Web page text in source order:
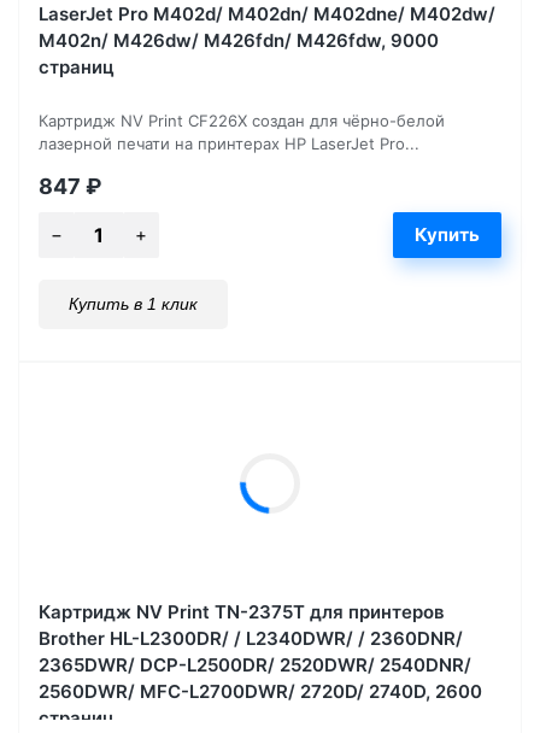
LaserJet Pro M402d/ M402dn/ M402dne/ M402dw/
M402n/ M426dw/ M426fdn/ M426fdw, 9000
страниц
Картридж NV Print CF226X создан для чёрно-белой
лазерной печати на принтерах HP LaserJet Pro...
847 ₽
Купить в 1 клик
Картридж NV Print TN-2375T для принтеров
Brother HL-L2300DR/ / L2340DWR/ / 2360DNR/
2365DWR/ DCP-L2500DR/ 2520DWR/ 2540DNR/
2560DWR/ MFC-L2700DWR/ 2720D/ 2740D, 2600
страниц